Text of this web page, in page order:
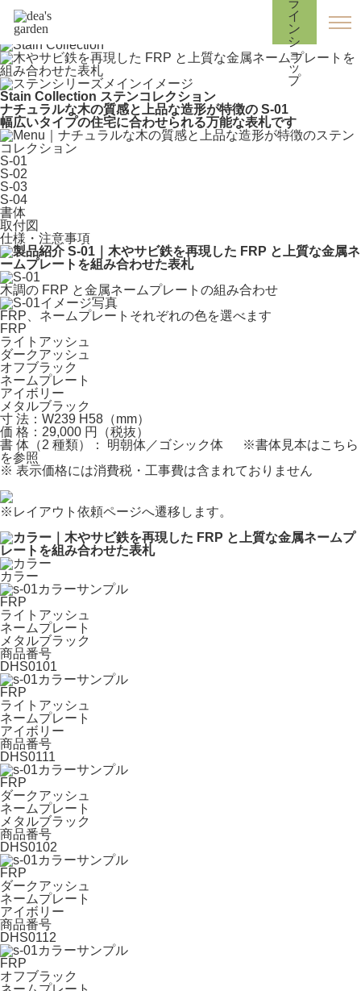
Stain Collection ステンコレクション
ナチュラルな木の質感と上品な造形が特徴の S-01
幅広いタイプの住宅に合わせられる万能な表札です
S-01
S-02
S-03
S-04
書体
取付図
仕様・注意事項
木調の FRP と金属ネームプレートの組み合わせ
FRP、ネームプレートそれぞれの色を選べます
FRP
ライトアッシュ
ダークアッシュ
オフブラック
ネームプレート
アイボリー
メタルブラック
寸 法：W239 H58（mm）
価 格：29,000 円（税抜）
書 体（2 種類）： 明朝体／ゴシック体
※書体見本はこちら
を参照
※ 表示価格には消費税・工事費は含まれておりません
※ レイアウト依頼ページへ遷移します。
カラー
FRP
ライトアッシュ
ネームプレート
メタルブラック
商品番号
DHS0101
FRP
ライトアッシュ
ネームプレート
アイボリー
商品番号
DHS0111
FRP
ダークアッシュ
ネームプレート
メタルブラック
商品番号
DHS0102
FRP
ダークアッシュ
ネームプレート
アイボリー
商品番号
DHS0112
FRP
オフブラック